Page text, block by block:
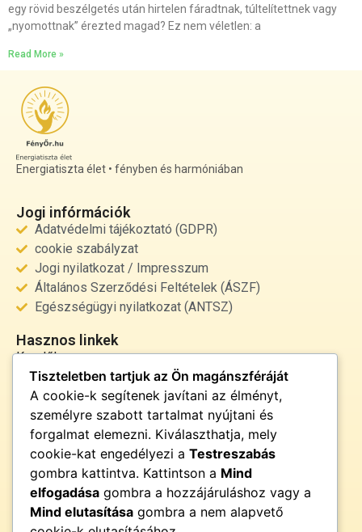
egy rövid beszélgetés után hirtelen fáradtnak, túltelítettnek vagy
„nyomottnak” érezted magad? Ez nem véletlen: a
Read More »
Energiatiszta élet • fényben és harmóniában
Jogi infórmációk
Adatvédelmi tájékoztató (GDPR)
cookie szabályzat
Jogi nyilatkozat / Impresszum
Általános Szerződési Feltételek (ÁSZF)
Egészségügyi nyilatkozat (ANTSZ)
Hasznos linkek
Kezdőlap
Rólunk
Szolgáltatások
Kapcsolat
Kapcsolat
info@fenyor.hu
+36 30 000 0000
Magyarország
Tiszteletben tartjuk az Ön magánszféráját
A cookie-k segítenek javítani az élményt,
személyre szabott tartalmat nyújtani és
forgalmat elemezni. Kiválaszthatja, mely
cookie-kat engedélyezi a Testreszabás
gombra kattintva. Kattintson a Mind
elfogadása gombra a hozzájáruláshoz vagy a
Mind elutasítása gombra a nem alapvető